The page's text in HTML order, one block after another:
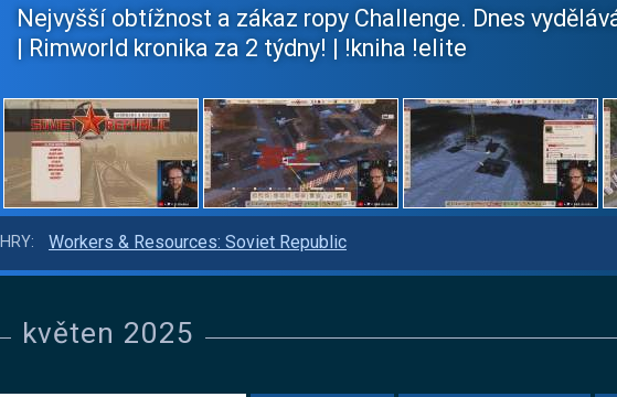
Nejvyšší obtížnost a zákaz ropy Challenge. Dnes
| Rimworld kronika za 2 týdny! | !kniha !elite
HRY: Workers & Resources: Soviet Republic
květen 2025